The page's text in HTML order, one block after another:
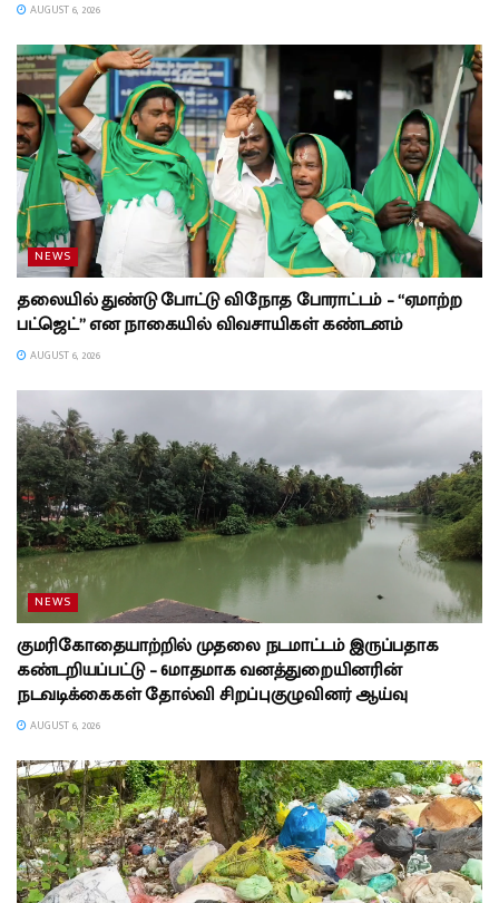
AUGUST 6, 2026
NEWS
தலையில் துண்டு போட்டு விநோத போராட்டம் – “ஏமாற்ற
பட்ஜெட்” என நாகையில் விவசாயிகள் கண்டனம்
AUGUST 6, 2026
NEWS
குமரிகோதையாற்றில் முதலை நடமாட்டம் இருப்பதாக
கண்டறியப்பட்டு – 6மாதமாக வனத்துறையினரின்
நடவடிக்கைகள் தோல்வி சிறப்புகுழுவினர் ஆய்வு
AUGUST 6, 2026